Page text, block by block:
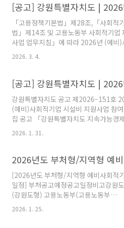
한국사회적기업포털 www.seis.or.kr
「고용정책기본법」제28조,「사회적
법」제14조 및 고용노동부 사회적기업
사업 업무지침」에 따라 2026년 (예비)
업 일자리 창출사업참여기업을 다음과
합니다.2026. 3. 4.강원특별자치도지사
articleSeq=268530 강원특별자치도청
운 강원! 특별 자치시대!
2026. 3. 4.
강원특별자치도 공고 제2026–151호
(예비)사회적기업 시설비 지원사업 참
집 공고 「강원특별자치도 지속가능경
2026년 (예비)사회적기업 시설비 지원사
28. 강원특별자치도지사
https://state.gwd.go.kr/portal/
articleSeq=267801 강원특별자치도
운 강원! 특별 자치시대!
2026. 1. 31.
[2026년도 부처형/지역형 예비사회적
일정] 부처공고예정공고일정비고강원
(강원도형) 고용노동부(고용노동부
월 발표예정농림축산식품부(농업농촌형
2026. 1. 25.